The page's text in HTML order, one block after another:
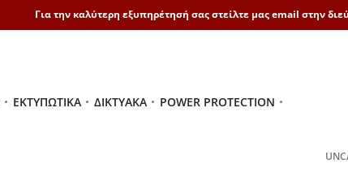
Για την καλύτερη εξυπηρέτησή σας στείλτε μας email στην
ΕΚΤΥΠΩΤΙΚΆ ΔΙΚΤΥΑΚΆ POWER PROTECTION